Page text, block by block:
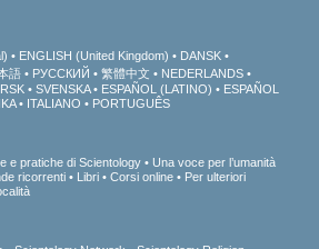
ENGLISH (United Kingdom)
DANSK
語 РУССКИЙ 繁體中文
NEDERLANDS
SVENSKA ESPAÑOL (LATINO)
ESPAÑOL
ITALIANO PORTUGUÊS
e pratiche di Scientology
Una voce per l’umanità
ricorrenti Libri Corsi online
Per ulteriori